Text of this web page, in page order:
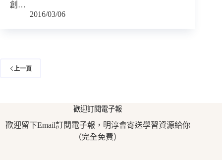
創…
2016/03/06
上一頁
歡迎訂閱電子報
歡迎留下Email訂閱電子報，明淳會寄送學習資源給你
（完全免費）